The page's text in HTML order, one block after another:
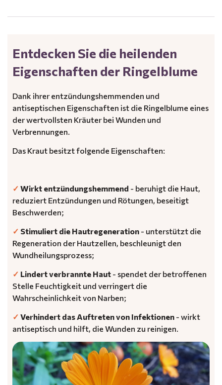
Entdecken Sie die heilenden
Eigenschaften der Ringelblume
Dank ihrer entzündungshemmenden und
antiseptischen Eigenschaften ist die Ringelblume eines
der wertvollsten Kräuter bei Wunden und
Verbrennungen.
Das Kraut besitzt folgende Eigenschaften:
✓ Wirkt entzündungshemmend - beruhigt die Haut,
reduziert Entzündungen und Rötungen, beseitigt
Beschwerden;
✓ Stimuliert die Hautregeneration - unterstützt die
Regeneration der Hautzellen, beschleunigt den
Wundheilungsprozess;
✓ Lindert verbrannte Haut - spendet der betroffenen
Stelle Feuchtigkeit und verringert die
Wahrscheinlichkeit von Narben;
✓ Verhindert das Auftreten von Infektionen - wirkt
antiseptisch und hilft, die Wunden zu reinigen.